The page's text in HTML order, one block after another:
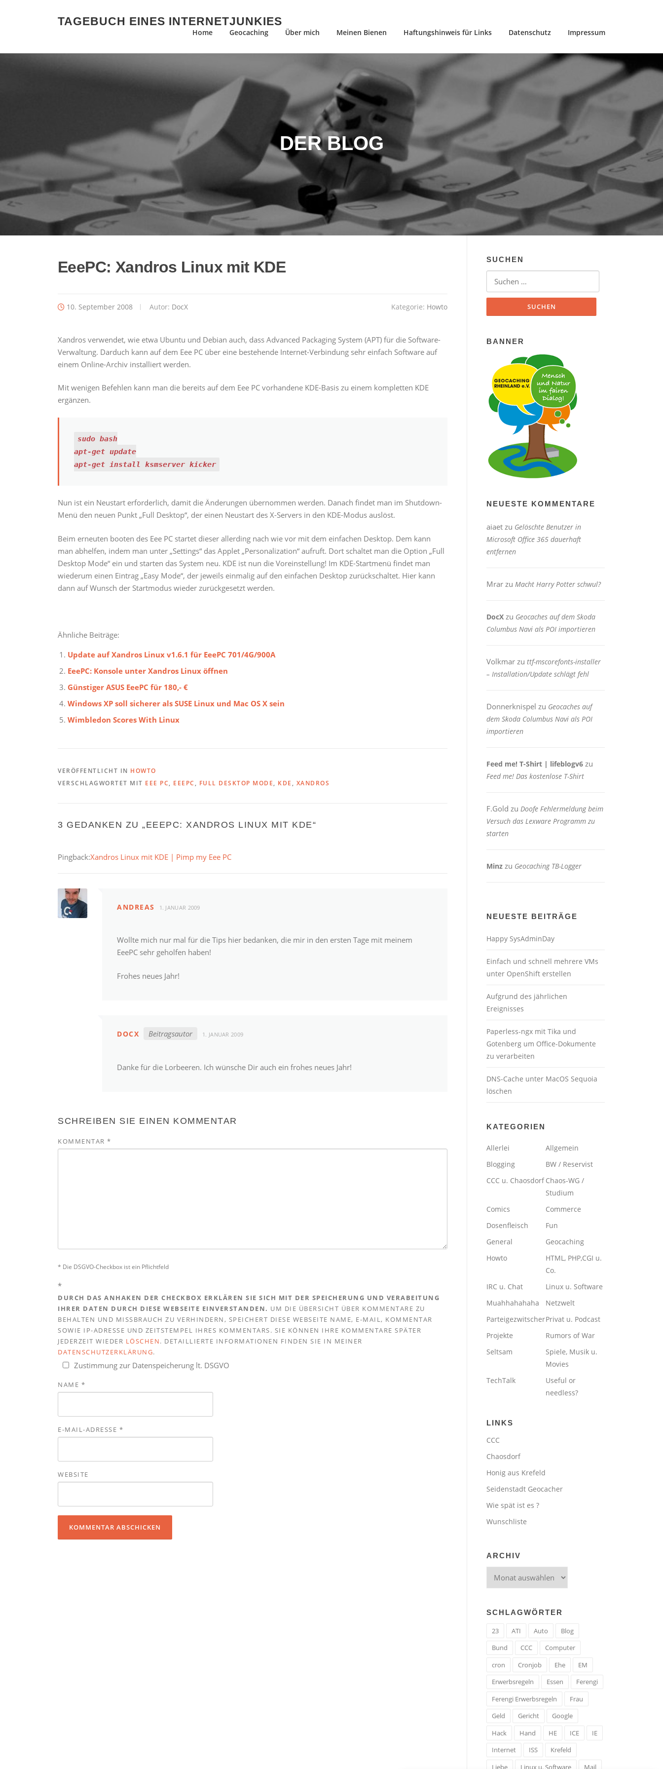
TAGEBUCH EINES INTERNETJUNKIES
Home Geocaching Über mich Meinen Bienen Haftungshinweis für Links Datenschutz Impressum
DER BLOG
EeePC: Xandros Linux mit KDE
10. September 2008 Autor: DocX Kategorie: Howto
Xandros verwendet, wie etwa Ubuntu und Debian auch, dass Advanced Packaging System (APT) für die Software-
Verwaltung. Darduch kann auf dem Eee PC über eine bestehende Internet-Verbindung sehr einfach Software auf
einem Online-Archiv installiert werden.
Mit wenigen Befehlen kann man die bereits auf dem Eee PC vorhandene KDE-Basis zu einem kompletten KDE
ergänzen.
sudo bash
apt-get update
apt-get install ksmserver kicker
Nun ist ein Neustart erforderlich, damit die Änderungen übernommen werden. Danach findet man im Shutdown-
Menü den neuen Punkt „Full Desktop“, der einen Neustart des X-Servers in den KDE-Modus auslöst.
Beim erneuten booten des Eee PC startet dieser allerding nach wie vor mit dem einfachen Desktop. Dem kann
man abhelfen, indem man unter „Settings“ das Applet „Personalization“ aufruft. Dort schaltet man die Option „Full
Desktop Mode“ ein und starten das System neu. KDE ist nun die Voreinstellung! Im KDE-Startmenü findet man
wiederum einen Eintrag „Easy Mode“, der jeweils einmalig auf den einfachen Desktop zurückschaltet. Hier kann
dann auf Wunsch der Startmodus wieder zurückgesetzt werden.
Ähnliche Beiträge:
Update auf Xandros Linux v1.6.1 für EeePC 701/4G/900A
EeePC: Konsole unter Xandros Linux öffnen
Günstiger ASUS EeePC für 180,- €
Windows XP soll sicherer als SUSE Linux und Mac OS X sein
Wimbledon Scores With Linux
VERÖFFENTLICHT IN HOWTO
VERSCHLAGWORTET MIT EEE PC, EEEPC , FULL DESKTOP MODE, KDE , XANDROS
3 GEDANKEN ZU „EEEPC: XANDROS LINUX MIT KDE“
Pingback:Xandros Linux mit KDE | Pimp my Eee PC
ANDREAS 1. JANUAR 2009
Wollte mich nur mal für die Tips hier bedanken, die mir in den ersten Tage mit meinem
EeePC sehr geholfen haben!
Frohes neues Jahr!
DOCX Beitragsautor 1. JANUAR 2009
Danke für die Lorbeeren. Ich wünsche Dir auch ein frohes neues Jahr!
SCHREIBEN SIE EINEN KOMMENTAR
KOMMENTAR *
* Die DSGVO-Checkbox ist ein Pflichtfeld
*
DURCH DAS ANHAKEN DER CHECKBOX ERKLÄREN SIE SICH MIT DER SPEICHERUNG UND VERABEITUNG
IHRER DATEN DURCH DIESE WEBSEITE EINVERSTANDEN. UM DIE ÜBERSICHT ÜBER KOMMENTARE ZU
BEHALTEN UND MISSBRAUCH ZU VERHINDERN, SPEICHERT DIESE WEBSEITE NAME, E-MAIL, KOMMENTAR
SOWIE IP-ADRESSE UND ZEITSTEMPEL IHRES KOMMENTARS. SIE KÖNNEN IHRE KOMMENTARE SPÄTER
JEDERZEIT WIEDER LÖSCHEN. DETAILLIERTE INFORMATIONEN FINDEN SIE IN MEINER
DATENSCHUTZERKLÄRUNG.
Zustimmung zur Datenspeicherung lt. DSGVO
NAME *
E-MAIL-ADRESSE *
WEBSITE
SUCHEN
Suchen nach:
BANNER
NEUESTE KOMMENTARE
aiaet zu Gelöschte Benutzer in
Microsoft Office 365 dauerhaft
entfernen
Mrar zu Macht Harry Potter schwul?
DocX zu Geocaches auf dem Skoda
Columbus Navi als POI importieren
Volkmar zu ttf-mscorefonts-installer
– Installation/Update schlägt fehl
Donnerknispel zu Geocaches auf
dem Skoda Columbus Navi als POI
importieren
Feed me! T-Shirt | lifeblogv6 zu
Feed me! Das kostenlose T-Shirt
F.Gold zu Doofe Fehlermeldung beim
Versuch das Lexware Programm zu
starten
Minz zu Geocaching TB-Logger
NEUESTE BEITRÄGE
Happy SysAdminDay
Einfach und schnell mehrere VMs
unter OpenShift erstellen
Aufgrund des jährlichen
Ereignisses
Paperless-ngx mit Tika und
Gotenberg um Office-Dokumente
zu verarbeiten
DNS-Cache unter MacOS Sequoia
löschen
KATEGORIEN
Allerlei
Allgemein
Blogging
BW / Reservist
CCC u. Chaosdorf Chaos-WG /
Studium
Comics
Commerce
Dosenfleisch
Fun
General
Geocaching
Howto
HTML, PHP,CGI u.
Co.
IRC u. Chat
Linux u. Software
Muahhahahaha
Netzwelt
ParteigezwitscherPrivat u. Podcast
Projekte
Rumors of War
Seltsam
Spiele, Musik u.
Movies
TechTalk
Useful or
needless?
LINKS
CCC
Chaosdorf
Honig aus Krefeld
Seidenstadt Geocacher
Wie spät ist es ?
Wunschliste
ARCHIV
Archiv
SCHLAGWÖRTER
23 ATI Auto
Blog
Bund
CCC
Computer
cron
Cronjob Ehe
EM
Erwerbsregeln
Essen
Ferengi
Ferengi Erwerbsregeln
Frau
Geld
Gericht
Google
Hack
Hand HE ICE
IE
Internet
ISS
Krefeld
Liebe
Linux u. Software Mail